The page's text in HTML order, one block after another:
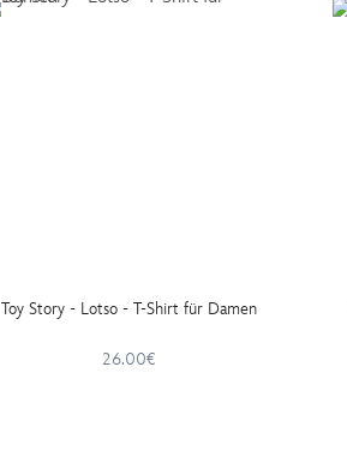
Toy Story - Lotso - T-Shirt für Damen
26.00€